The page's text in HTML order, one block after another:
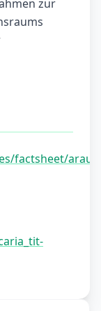
zur
factsheet/